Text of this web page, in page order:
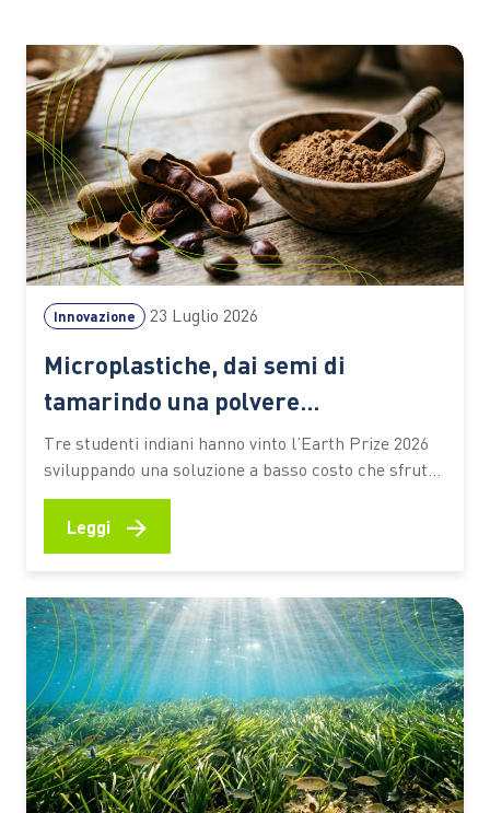
Innovazione 23 Luglio 2026
Microplastiche, dai semi di
tamarindo una polvere
biodegradabile che depura l’acqua
senza elettricità
Tre studenti indiani hanno vinto l’Earth Prize 2026
sviluppando una soluzione a basso costo che sfrutta
materiali naturali e particelle magnetiche per
catturare gli inquinanti. Un’idea che potrebbe
tamarindo, una polvere biodegradabile e un
sistema…
Leggi →